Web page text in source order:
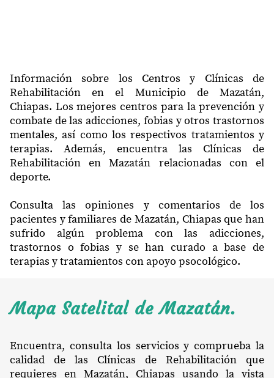
Información sobre los Centros y Clínicas de
Rehabilitación en el Municipio de Mazatán,
Chiapas. Los mejores centros para la prevención y
combate de las adicciones, fobias y otros trastornos
mentales, así como los respectivos tratamientos y
terapias. Además, encuentra las Clínicas de
Rehabilitación en Mazatán relacionadas con el
deporte.
Consulta las opiniones y comentarios de los
pacientes y familiares de Mazatán, Chiapas que han
sufrido algún problema con las adicciones,
trastornos o fobias y se han curado a base de
terapias y tratamientos con apoyo psocológico.
Mapa Satelital de Mazatán.
Encuentra, consulta los servicios y comprueba la
calidad de las Clínicas de Rehabilitación que
requieres en Mazatán, Chiapas usando la vista